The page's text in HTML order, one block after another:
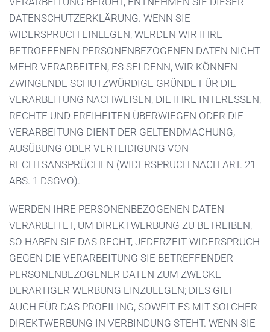
DATENSCHUTZERKLÄRUNG. WENN SIE
WIDERSPRUCH EINLEGEN, WERDEN WIR IHRE
BETROFFENEN PERSONENBEZOGENEN DATEN NICHT
MEHR VERARBEITEN, ES SEI DENN, WIR KÖNNEN
ZWINGENDE SCHUTZWÜRDIGE GRÜNDE FÜR DIE
VERARBEITUNG NACHWEISEN, DIE IHRE INTERESSEN,
RECHTE UND FREIHEITEN ÜBERWIEGEN ODER DIE
VERARBEITUNG DIENT DER GELTENDMACHUNG,
AUSÜBUNG ODER VERTEIDIGUNG VON
RECHTSANSPRÜCHEN (WIDERSPRUCH NACH ART. 21
ABS. 1 DSGVO).
WERDEN IHRE PERSONENBEZOGENEN DATEN
VERARBEITET, UM DIREKTWERBUNG ZU BETREIBEN,
SO HABEN SIE DAS RECHT, JEDERZEIT WIDERSPRUCH
GEGEN DIE VERARBEITUNG SIE BETREFFENDER
PERSONENBEZOGENER DATEN ZUM ZWECKE
DERARTIGER WERBUNG EINZULEGEN; DIES GILT
AUCH FÜR DAS PROFILING, SOWEIT ES MIT SOLCHER
DIREKTWERBUNG IN VERBINDUNG STEHT. WENN SIE